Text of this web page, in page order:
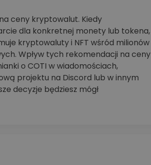
ceny kryptowalut. Kiedy
dla konkretnej monety lub tokena,
kryptowaluty i NFT wśród milionów
Wpływ tych rekomendacji na ceny
o COTI w wiadomościach,
projektu na Discord lub w innym
decyzje będziesz mógł